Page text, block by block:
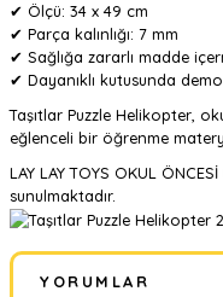
✔ Ölçü: 34 x 49 cm
✔ Parça kalınlığı: 7 mm
✔ Sağlığa zararlı madde
✔ Dayanıklı kutusunda
Taşıtlar Puzzle Helikopter,
eğlenceli bir öğrenme
LAY LAY TOYS OKUL
sunulmaktadır.
YORUMLAR